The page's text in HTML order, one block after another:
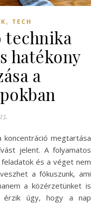
, TECH
technika
hatékony
a
jelent. A folyamatos
és a véget nem
a fókuszunk, ami
a közérzetünket is
érzik úgy, hogy a nap